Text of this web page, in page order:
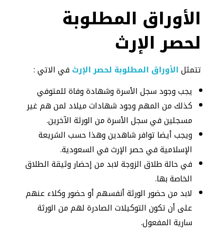
الأوراق المطلوبة
لحصر الإرث
تتمثلالأوراق المطلوبة لحصر الإرثفي الاتي :
يجب وجود سجل الأسرة وشهادة وفاة للمتوفي
كذلك من المهم وجود شهادات ميلاد لمن هم غير
مسجلين في سجل الأسرة من الورثة الآخرين.
ويجب أيضا توافر شاهدين وهذا حسب الشريعة
الإسلامية في حصر الإرث في السعودية.
في حالة طلاق الزوجة لابد من إحضار وثيقة الطلاق
الخاصة بها.
لابد من حضور الورثة أنفسهم أو حضور وكلاء عنهم
على أن تكون التوكيلات الصادرة لهم من الورثة
سارية المفعول.